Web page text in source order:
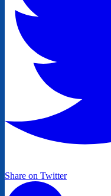
Share on Twitter